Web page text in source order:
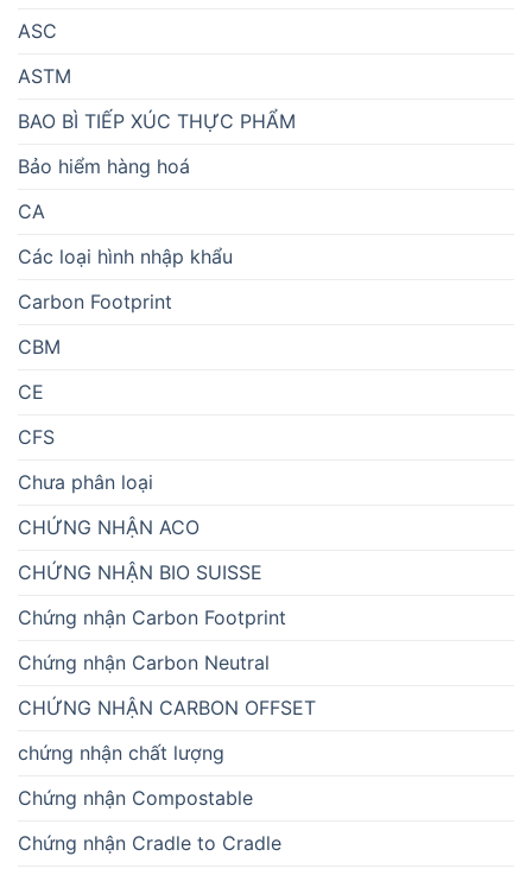
ASC
ASTM
BAO BÌ TIẾP XÚC THỰC PHẨM
Bảo hiểm hàng hoá
CA
Các loại hình nhập khẩu
Carbon Footprint
CBM
CE
CFS
Chưa phân loại
CHỨNG NHẬN ACO
CHỨNG NHẬN BIO SUISSE
Chứng nhận Carbon Footprint
Chứng nhận Carbon Neutral
CHỨNG NHẬN CARBON OFFSET
chứng nhận chất lượng
Chứng nhận Compostable
Chứng nhận Cradle to Cradle